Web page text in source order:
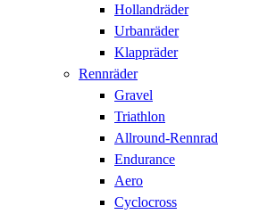
Hollandräder
Urbanräder
Klappräder
Rennräder
Gravel
Triathlon
Allround-Rennrad
Endurance
Aero
Cyclocross